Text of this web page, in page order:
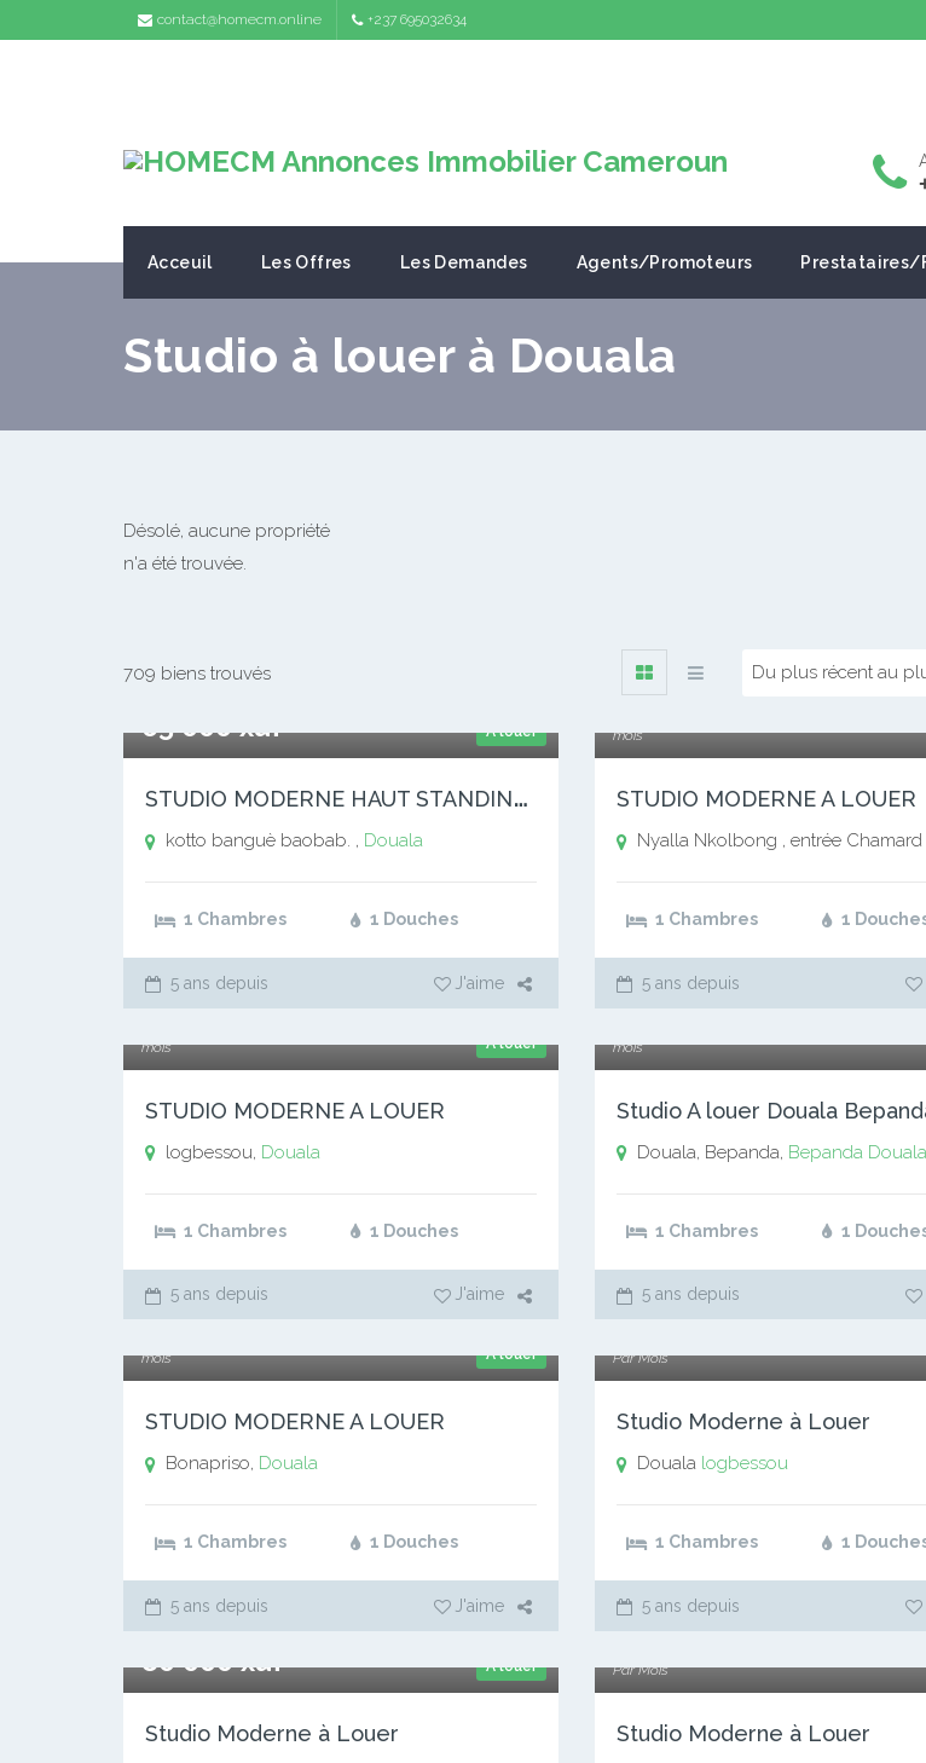
contact@homecm.online +237 695032634
Acceuil Les Offres Les Demandes Agents/Promoteurs Prestataires/
Studio à louer à Douala
Désolé, aucune propriété
n'a été trouvée.
709 biens trouvés Du plus récent au
A louer
65 000 xaf
S
TUDIO MODERNE HAUT STANDING A LOUER
kotto banguè baobab. , Douala
1 Chambres 1 Douches
5 ans depuis J'aime
50 000 xaf
mois
STUDIO MODERNE A LOUER
Nyalla Nkolbong , entrée Chamard
1 Chambres 1
5 ans depuis
A louer
mois
STUDIO MODERNE A LOUER
logbessou, Douala
1 Chambres 1 Douches
5 ans depuis J'aime
mois
Studio A louer Douala
Douala, Bepanda, Bepanda Douala
1 Chambres 1
5 ans depuis
A louer
mois
STUDIO MODERNE A LOUER
Bonapriso, Douala
1 Chambres 1 Douches
5 ans depuis J'aime
Par Mois
Studio Moderne à Louer
Douala logbessou
1 Chambres 1
5 ans depuis
A louer
80 000 xaf
Studio Moderne à Louer
Par Mois
Studio Moderne à Louer